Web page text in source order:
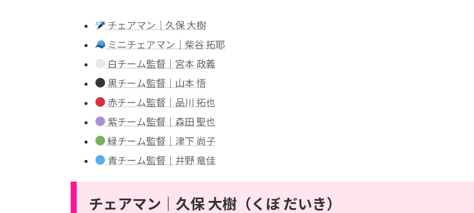
チェアマン｜久保 大樹
ミニチェアマン｜柴谷 拓耶
白チーム監督｜宮本 政義
黒チーム監督｜山本 悟
赤チーム監督｜品川 拓也
紫チーム監督｜森田 聖也
緑チーム監督｜津下 尚子
青チーム監督｜井野 竜佳
チェアマン｜久保 大樹（くぼ だいき）